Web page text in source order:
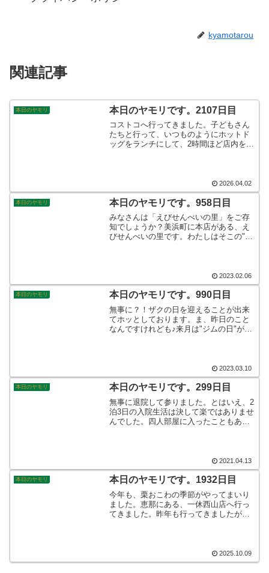
kyamotarou
関連記事
本日のヤモリ 本日のヤモリです。2107日目
コストコへ行ってきました。子どもさん
たちと行って、いつものようにホットド
ッグをランチにして、2時間ほど店内をぶ
よね。そんなこんなで、本日のヤモリで
す。
2026.04.02
本日のヤモリ 本日のヤモリです。958日目
みなさんは「えびせんべいの里」をご存
知でしょうか？美浜町に本店がある、え
びせんべいの里です。わたしはそこの"え
う買えないのです！そんなこんなで、本
日のヤモリです。
2023.02.06
本日のヤモリ 本日のヤモリです。990日目
無事に？！ザクの日を迎えることが出来
てホッとしております。ま、昨日のこと
なんですけれども♪来月は"ジムの日"が近
な。。。そんなこんなで、本日のヤモリ
です。
2023.03.10
本日のヤモリ 本日のヤモリです。299日目
無事に退院して参りました。とはいえ、2
泊3日の入院生活は決して楽ではありませ
んでした。四人部屋に入ったこともあっ
こんなで、本日のヤモリです。 2021.04.13
本日のヤモリ 本日のヤモリです。1932日目
今年も、栗おこわの季節がやってまいり
ました。恵那にある、一休西山店へ行っ
てきました。昨年も行ってきましたが、
乗っていました。そんなこんなで、本日
のヤモリです。
2025.10.09